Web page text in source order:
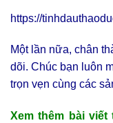
https://
Một lần nữa, chân
dõi. Chúc bạn luôn
trọn vẹn cùng các
Xem thêm bài viết